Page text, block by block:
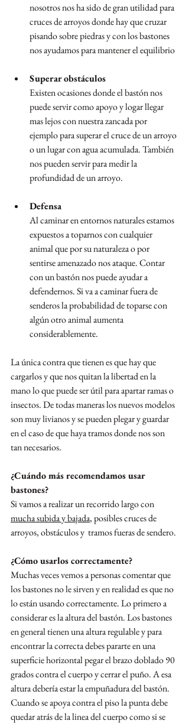
nosotros nos ha sido de gran utilidad para
cruces de arroyos donde hay que cruzar
pisando sobre piedras y con los bastones
nos ayudamos para mantener el equilibrio
Superar obstáculos
Existen ocasiones donde el bastón nos
puede servir como apoyo y logar llegar
mas lejos con nuestra zancada por
ejemplo para superar el cruce de un arroyo
o un lugar con agua acumulada. También
nos pueden servir para medir la
profundidad de un arroyo.
Defensa
Al caminar en entornos naturales estamos
expuestos a toparnos con cualquier
animal que por su naturaleza o por
sentirse amenazado nos ataque. Contar
con un bastón nos puede ayudar a
defendernos. Si va a caminar fuera de
senderos la probabilidad de toparse con
algún otro animal aumenta
considerablemente.
La única contra que tienen es que hay que
cargarlos y que nos quitan la libertad en la
mano lo que puede ser útil para apartar ramas o
insectos. De todas maneras los nuevos modelos
son muy livianos y se pueden plegar y guardar
en el caso de que haya tramos donde nos son
tan necesarios.
¿Cuándo más recomendamos usar
bastones?
Si vamos a realizar un recorrido largo con
mucha subida y bajada, posibles cruces de
arroyos, obstáculos y  tramos fueras de sendero.
¿Cómo usarlos correctamente?
Muchas veces vemos a personas comentar que
los bastones no le sirven y en realidad es que no
lo están usando correctamente. Lo primero a
considerar es la altura del bastón. Los bastones
en general tienen una altura regulable y para
encontrar la correcta debes pararte en una
superficie horizontal pegar el brazo doblado 90
grados contra el cuerpo y cerrar el puño. A esa
altura debería estar la empuñadura del bastón.
Cuando se apoya contra el piso la punta debe
quedar atrás de la linea del cuerpo como si se